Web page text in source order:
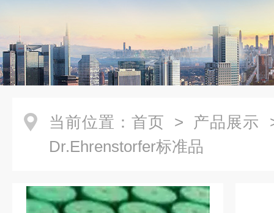
当前位置： 首页 > 产品展示
Dr.Ehrenstorfer标准品